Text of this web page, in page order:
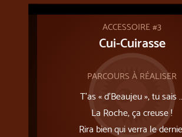
ACCESSOIRE #3
Cui-Cuirasse
PARCOURS À RÉALISER
T’as « d’Beaujeu », tu sais
La Roche, ça creuse !
Rira bien qui verra le